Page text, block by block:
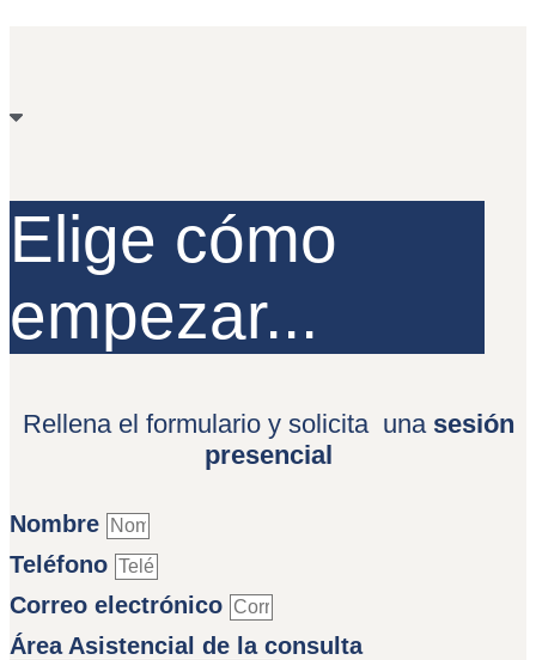
Elige cómo
empezar...
Rellena el formulario y solicita una sesión
presencial
Nombre
Teléfono
Correo electrónico
Área Asistencial de la consulta